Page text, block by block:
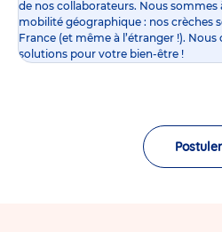
de nos collaborateurs. Nous sommes
mobilité géographique : nos crèches
France (et même à l’étranger !).
solutions pour votre bien-être !
Postuler